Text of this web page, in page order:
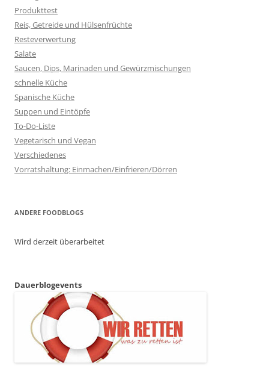
Produkttest
Reis, Getreide und Hülsenfrüchte
Resteverwertung
Salate
Saucen, Dips, Marinaden und Gewürzmischungen
schnelle Küche
Spanische Küche
Suppen und Eintöpfe
To-Do-Liste
Vegetarisch und Vegan
Verschiedenes
Vorratshaltung: Einmachen/Einfrieren/Dörren
ANDERE FOODBLOGS
Wird derzeit überarbeitet
Dauerblogevents